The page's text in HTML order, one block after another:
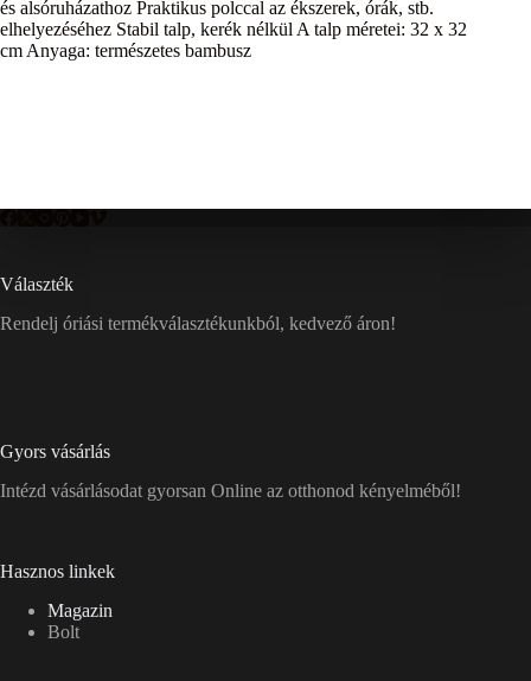
és alsóruházathoz Praktikus polccal az ékszerek, órák, stb.
elhelyezéséhez Stabil talp, kerék nélkül A talp méretei: 32 x 32
cm Anyaga: természetes bambusz
Választék
Rendelj óriási termékválasztékunkból, kedvező áron!
Gyors vásárlás
Intézd vásárlásodat gyorsan Online az otthonod kényelméből!
Hasznos linkek
Magazin
Bolt